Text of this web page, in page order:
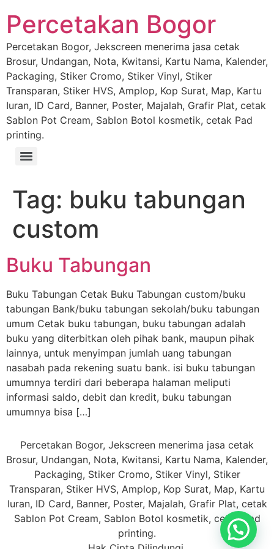
Percetakan Bogor
Percetakan Bogor, Jekscreen menerima jasa cetak
Brosur, Undangan, Nota, Kwitansi, Kartu Nama, Kalender,
Packaging, Stiker Cromo, Stiker Vinyl, Stiker
Transparan, Stiker HVS, Amplop, Kop Surat, Map, Kartu
Iuran, ID Card, Banner, Poster, Majalah, Grafir Plat, cetak
Sablon Pot Cream, Sablon Botol kosmetik, cetak Pad
printing.
Tag: buku tabungan
custom
Buku Tabungan
Buku Tabungan Cetak Buku Tabungan custom/buku
tabungan Bank/buku tabungan sekolah/buku tabungan
umum Cetak buku tabungan, buku tabungan adalah
buku yang diterbitkan oleh pihak bank, maupun pihak
lainnya, untuk menyimpan jumlah uang tabungan
nasabah pada rekening suatu bank. isi buku tabungan
umumnya terdiri dari beberapa halaman meliputi
informasi saldo, debit dan kredit, buku tabungan
umumnya bisa […]
Percetakan Bogor, Jekscreen menerima jasa cetak
Brosur, Undangan, Nota, Kwitansi, Kartu Nama, Kalender,
Packaging, Stiker Cromo, Stiker Vinyl, Stiker
Transparan, Stiker HVS, Amplop, Kop Surat, Map, Kartu
Iuran, ID Card, Banner, Poster, Majalah, Grafir Plat, cetak
Sablon Pot Cream, Sablon Botol kosmetik, cetak Pad
printing.